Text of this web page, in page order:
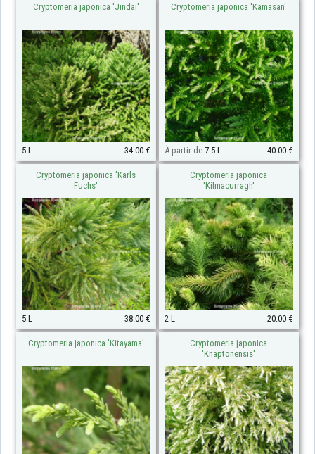
Cryptomeria japonica 'Jindai'
5 L 34.00 €
Cryptomeria japonica 'Kamasan'
À partir de7.5 L 40.00 €
Cryptomeria japonica 'Karls
Fuchs'
5 L 38.00 €
Cryptomeria japonica
'Kilmacurragh'
2 L 20.00 €
Cryptomeria japonica 'Kitayama'
Cryptomeria japonica
'Knaptonensis'